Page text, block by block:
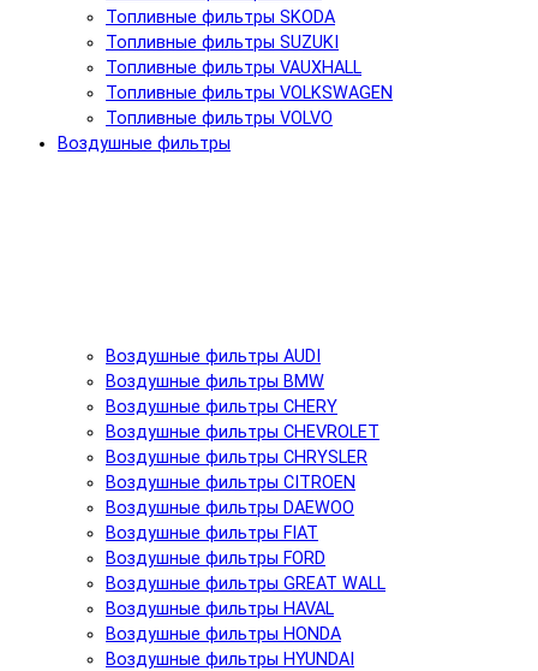
Топливные фильтры SKODA
Топливные фильтры SUZUKI
Топливные фильтры VAUXHALL
Топливные фильтры VOLKSWAGEN
Топливные фильтры VOLVO
Воздушные фильтры
Воздушные фильтры AUDI
Воздушные фильтры BMW
Воздушные фильтры CHERY
Воздушные фильтры CHEVROLET
Воздушные фильтры CHRYSLER
Воздушные фильтры CITROEN
Воздушные фильтры DAEWOO
Воздушные фильтры FIAT
Воздушные фильтры FORD
Воздушные фильтры GREAT WALL
Воздушные фильтры HAVAL
Воздушные фильтры HONDA
Воздушные фильтры HYUNDAI